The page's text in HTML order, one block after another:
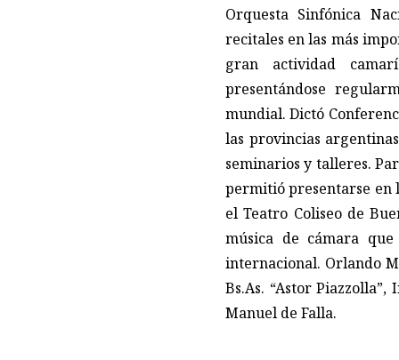
Orquesta Sinfónica
recitales en las más
gran actividad
presentándose
mundial. Dictó
las provincias
seminarios y talleres.
permitió presentarse en
el Teatro Coliseo de
música de cámara
internacional. Orlando
Bs.As. “Astor
Manuel de Falla.